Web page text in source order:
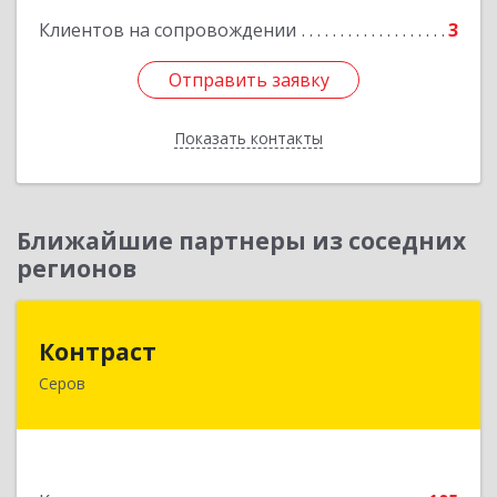
Клиентов на сопровождении 3
Отправить заявку
Показать контакты
Отправить заявку
Назад
Ближайшие партнеры из соседних
регионов
Контраст
Серов
624993, Свердловская обл, Серов г, Ленина ул,